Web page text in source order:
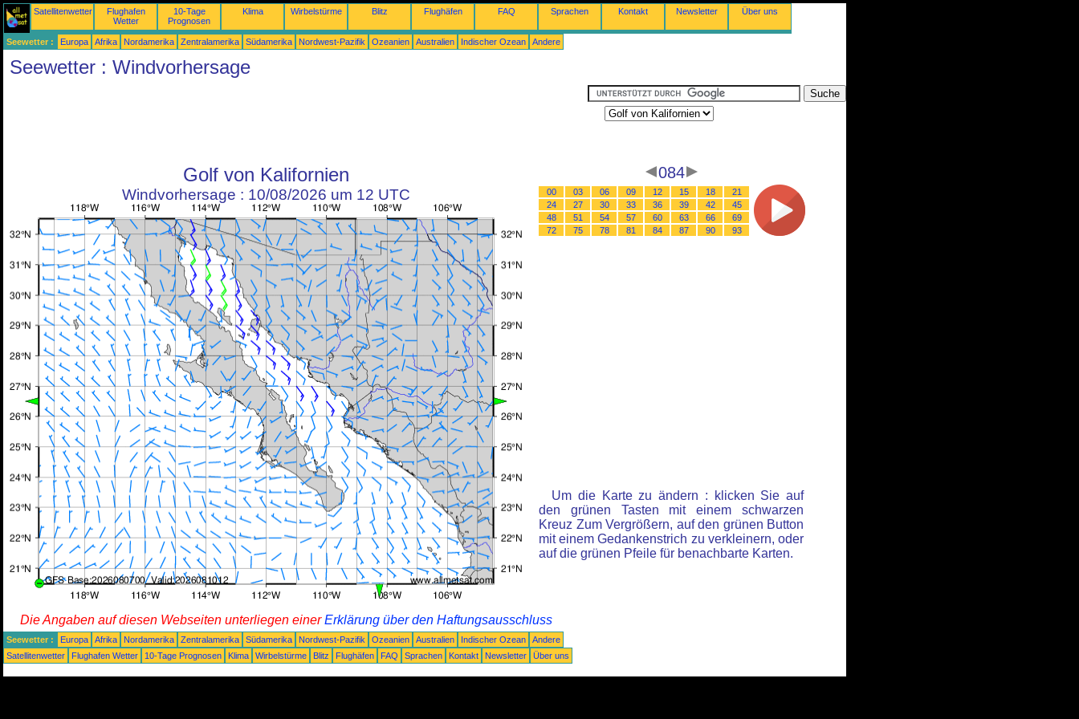
Satellitenwetter
Flughafen
Wetter
10-Tage
Prognosen
Klima Wirbelstürme Blitz Flughäfen FAQ Sprachen Kontakt Newsletter Über uns
Seewetter : Europa Afrika Nordamerika Zentralamerika Südamerika Nordwest-Pazifik Ozeanien Australien Indischer Ozean Andere
Seewetter : Windvorhersage
Golf von Kalifornien
Windvorhersage : 10/08/2026 um 12 UTC
084
00 03 06 09 12 15 18
21
24
27 30 33 36 39 42
45
48
51 54 57 60 63 66
69
72
75 78 81 84 87 90 93
Um die Karte zu ändern : klicken Sie auf
den grünen Tasten mit einem schwarzen
Kreuz Zum Vergrößern, auf den grünen Button
mit einem Gedankenstrich zu verkleinern, oder
auf die grünen Pfeile für benachbarte Karten.
Die Angaben auf diesen Webseiten unterliegen einerErklärung über den Haftungsausschluss
Seewetter : Europa Afrika Nordamerika Zentralamerika Südamerika Nordwest-Pazifik Ozeanien Australien Indischer Ozean
Andere
Satellitenwetter
Flughafen Wetter 10-Tage Prognosen Klima Wirbelstürme Blitz Flughäfen FAQ Sprachen Kontakt Newsletter Über uns